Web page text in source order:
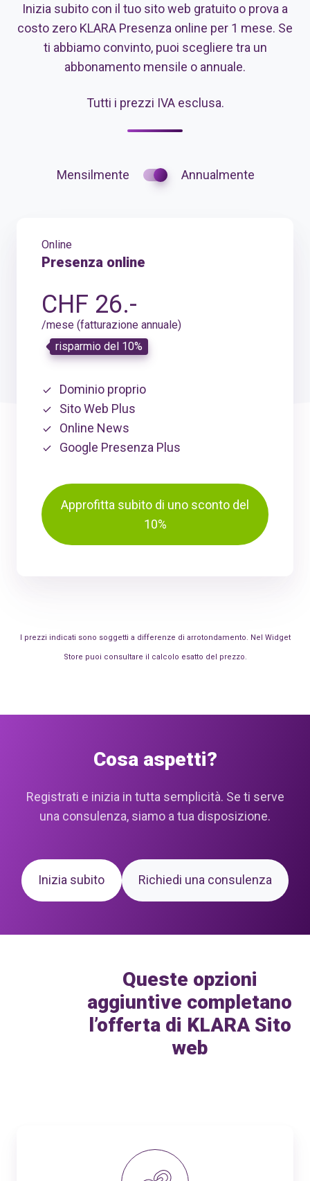
Inizia subito con il tuo sito web gratuito o prova a
costo zero KLARA Presenza online per 1 mese. Se
ti abbiamo convinto, puoi scegliere tra un
abbonamento mensile o annuale.
Tutti i prezzi IVA esclusa.
Mensilmente Annualmente
Online
Presenza online
CHF 26.-
/mese (fatturazione annuale)
risparmio del 10%
Dominio proprio
Sito Web Plus
Online News
Google Presenza Plus
Approfitta subito di uno sconto del
10%
I prezzi indicati sono soggetti a differenze di arrotondamento. Nel Widget
Store puoi consultare il calcolo esatto del prezzo.
Cosa aspetti?
Registrati e inizia in tutta semplicità. Se ti serve
una consulenza, siamo a tua disposizione.
Inizia subito Richiedi una consulenza
Queste opzioni
aggiuntive completano
l’offerta di KLARA Sito
web